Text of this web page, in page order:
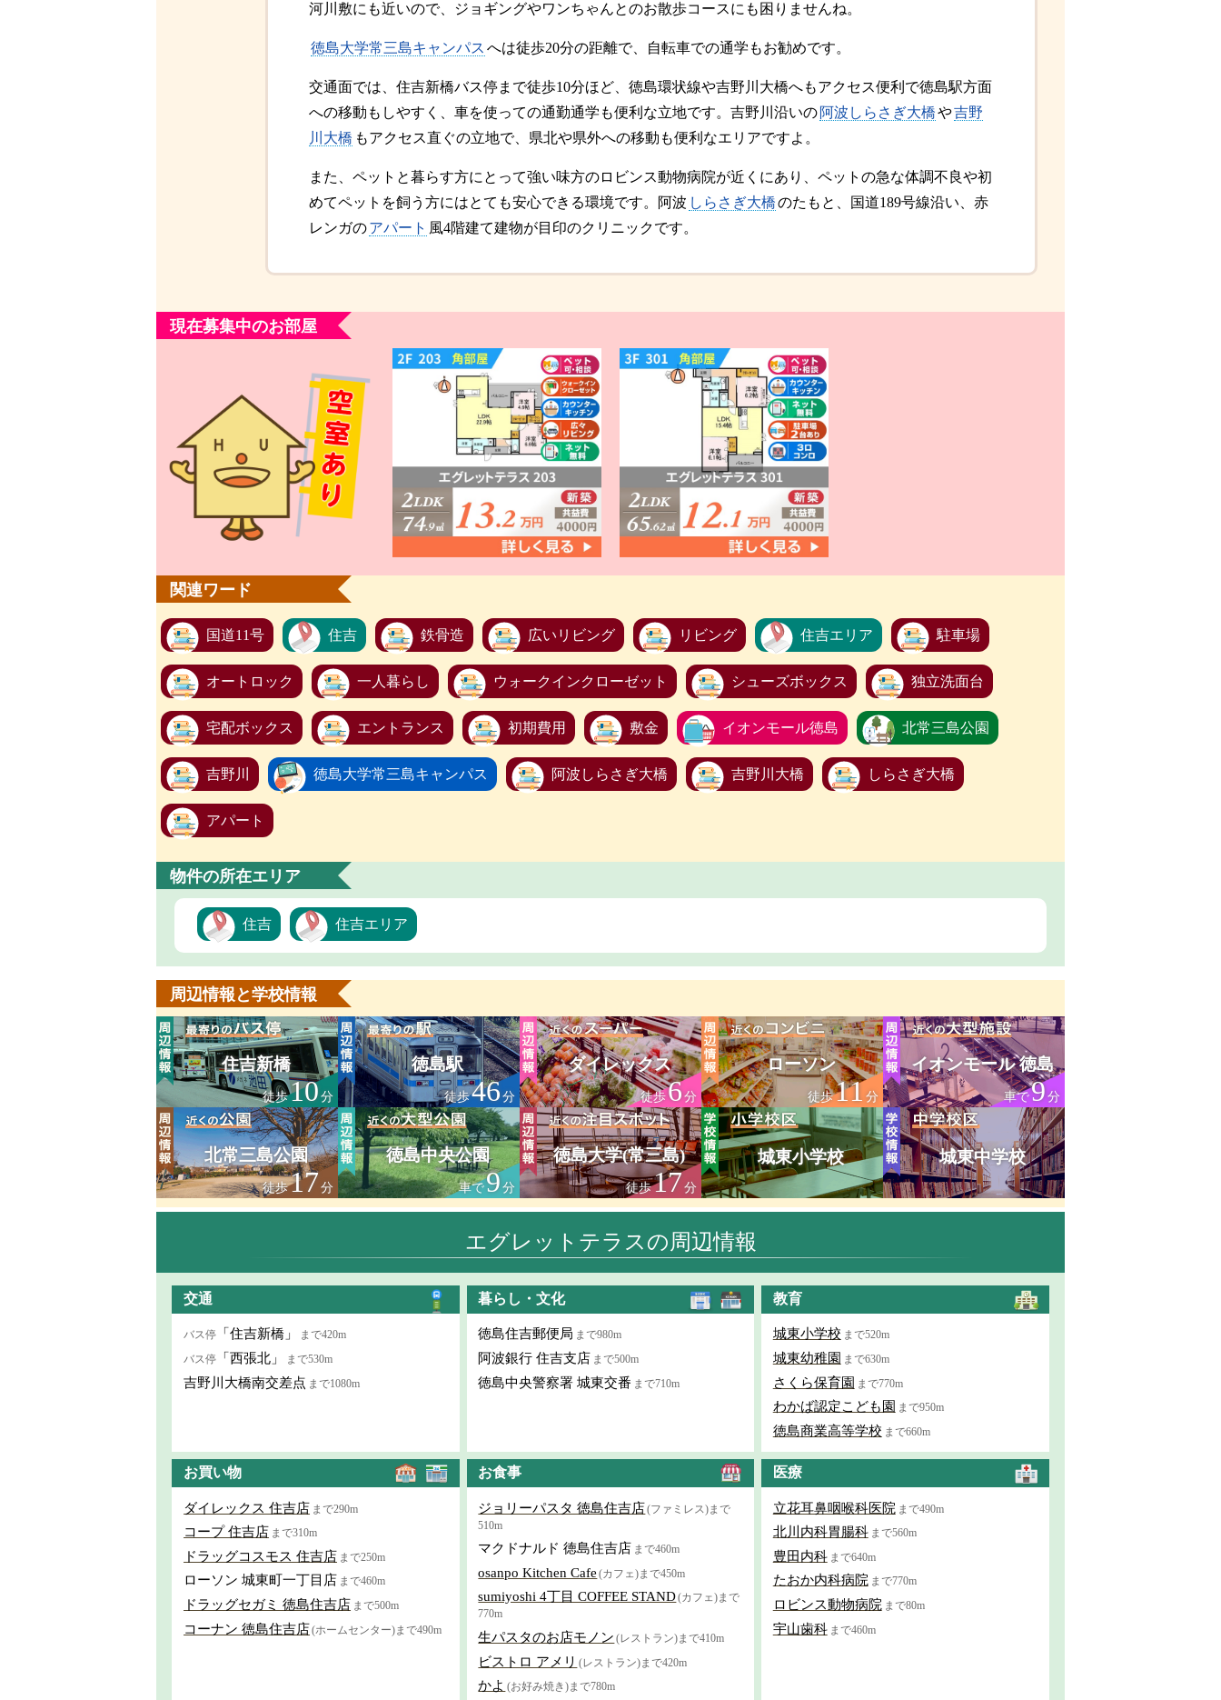
河川敷にも近いので、ジョギングやワンちゃんとのお散歩コースにも困りませんね。
徳島大学常三島キャンパス へは徒歩20分の距離で、自転車での通学もお勧めです。
交通面では、住吉新橋バス停まで徒歩10分ほど、徳島環状線や吉野川大橋へもアクセス便利で徳島駅方面
への移動もしやすく、車を使っての通勤通学も便利な立地です。吉野川沿いの 阿波しらさぎ大橋や吉野
川大橋 もアクセス直ぐの立地で、県北や県外への移動も便利なエリアですよ。
また、ペットと暮らす方にとって強い味方のロビンス動物病院が近くにあり、ペットの急な体調不良や初
めてペットを飼う方にはとても安心できる環境です。阿波 しらさぎ大橋のたもと、国道189号線沿い、赤
レンガのアパート 風4階建て建物が目印のクリニックです。
現在募集中のお部屋
関連ワード
国道11号 住吉 鉄骨造 広いリビング リビング 住吉エリア 駐車場
オートロック 一人暮らし ウォークインクローゼット シューズボックス 独立洗面台
宅配ボックス エントランス 初期費用 敷金 イオンモール徳島 北常三島公園
吉野川 徳島大学常三島キャンパス 阿波しらさぎ大橋 吉野川大橋 しらさぎ大橋
アパート
物件の所在エリア
住吉 住吉エリア
周辺情報と学校情報
住吉新橋
徒歩10分
徳島駅
徒歩46分
ダイレックス
徒歩6分
ローソン
徒歩11分
イオンモール 徳島
車で9分
北常三島公園
徒歩17分
徳島中央公園
車で9分
徳島大学(常三島)
徒歩17分
城東小学校 城東中学校
エグレットテラスの周辺情報
交通
バス停 「住吉新橋」
まで420m
バス停 「西張北」 まで530m
吉野川大橋南交差点 まで1080m
暮らし・文化
徳島住吉郵便局 まで980m
阿波銀行 住吉支店 まで500m
徳島中央警察署 城東交番 まで710m
教育
城東小学校 まで520m
城東幼稚園 まで630m
さくら保育園 まで770m
わかば認定こども園 まで950m
徳島商業高等学校 まで660m
お買い物
ダイレックス 住吉店 まで290m
コープ 住吉店 まで310m
ドラッグコスモス 住吉店 まで250m
ローソン 城東町一丁目店 まで460m
ドラッグセガミ 徳島住吉店 まで500m
コーナン 徳島住吉店(ホームセンター)まで490m
お食事
ジョリーパスタ 徳島住吉店(ファミレス)まで
510m
マクドナルド 徳島住吉店 まで460m
osanpo Kitchen Cafe (カフェ)まで450m
sumiyoshi 4丁目 COFFEE STAND(カフェ)まで
770m
生パスタのお店モノン (レストラン)まで410m
ビストロ アメリ (レストラン)まで420m
かよ (お好み焼き)まで780m
医療
立花耳鼻咽喉科医院 まで490m
北川内科胃腸科 まで560m
豊田内科 まで640m
たおか内科病院 まで770m
ロビンス動物病院 まで80m
宇山歯科 まで460m